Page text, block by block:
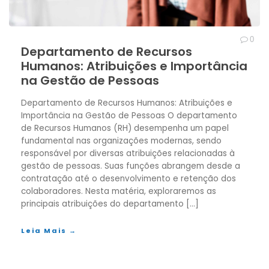
Departamento de Recursos
Humanos: Atribuições e Importância
na Gestão de Pessoas
0
Departamento de Recursos Humanos: Atribuições e
Importância na Gestão de Pessoas O departamento
de Recursos Humanos (RH) desempenha um papel
fundamental nas organizações modernas, sendo
responsável por diversas atribuições relacionadas à
gestão de pessoas. Suas funções abrangem desde a
contratação até o desenvolvimento e retenção dos
colaboradores. Nesta matéria, exploraremos as
principais atribuições do departamento […]
Leia Mais →